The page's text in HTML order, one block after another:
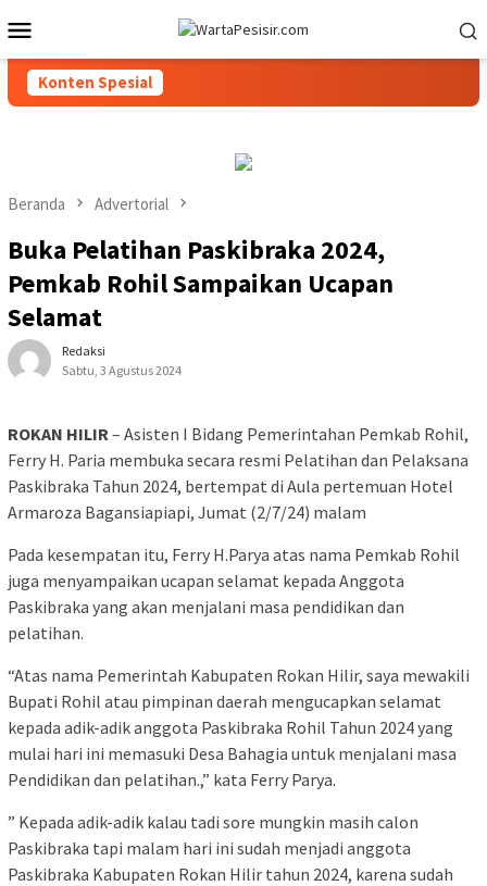
ke
kontenMobile
Konten Spesial
Beranda Advertorial
Buka Pelatihan Paskibraka 2024,
Pemkab Rohil Sampaikan Ucapan
Selamat
Redaksi
Sabtu, 3 Agustus 2024
ROKAN HILIR – Asisten I Bidang Pemerintahan Pemkab Rohil,
Ferry H. Paria membuka secara resmi Pelatihan dan Pelaksana
Paskibraka Tahun 2024, bertempat di Aula pertemuan Hotel
Armaroza Bagansiapiapi, Jumat (2/7/24) malam
Pada kesempatan itu, Ferry H.Parya atas nama Pemkab Rohil
juga menyampaikan ucapan selamat kepada Anggota
Paskibraka yang akan menjalani masa pendidikan dan
pelatihan.
“Atas nama Pemerintah Kabupaten Rokan Hilir, saya mewakili
Bupati Rohil atau pimpinan daerah mengucapkan selamat
kepada adik-adik anggota Paskibraka Rohil Tahun 2024 yang
mulai hari ini memasuki Desa Bahagia untuk menjalani masa
Pendidikan dan pelatihan.,” kata Ferry Parya.
” Kepada adik-adik kalau tadi sore mungkin masih calon
Paskibraka tapi malam hari ini sudah menjadi anggota
Paskibraka Kabupaten Rokan Hilir tahun 2024, karena sudah